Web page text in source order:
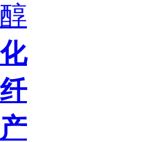
醇
化
纤
产